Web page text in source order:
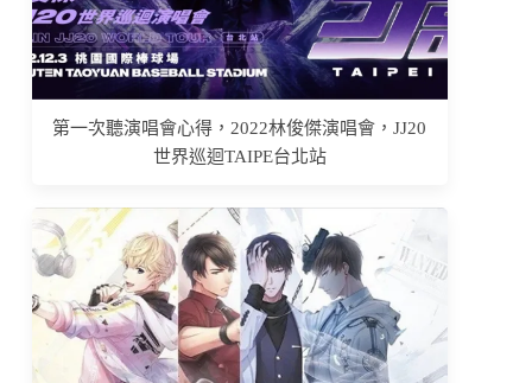
第一次聽演唱會心得，2022林俊傑演唱會，JJ20
世界巡迴TAIPE台北站